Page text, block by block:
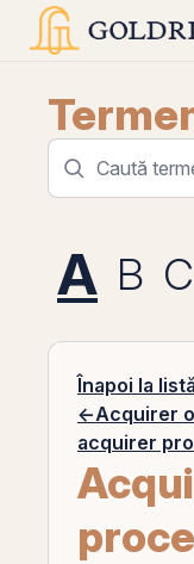
A B C
Înapoi la listă
←Acquirer
acquirer